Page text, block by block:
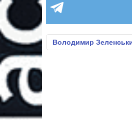
Володимир